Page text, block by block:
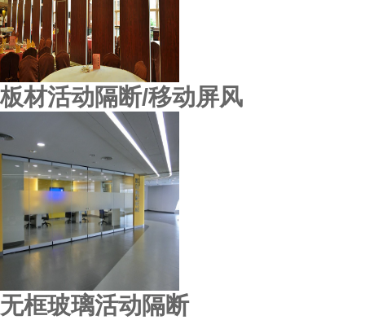
板材活动隔断/移动屏风
无框玻璃活动隔断